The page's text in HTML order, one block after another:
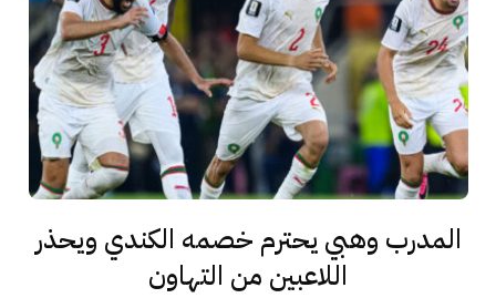
المدرب وهبي يحترم خصمه الكندي ويحذر
اللاعبين من التهاون